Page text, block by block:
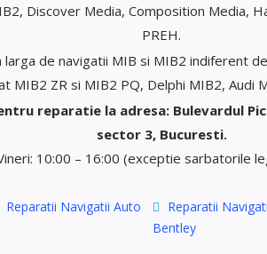
Discover Media, Composition Media,
PREH.
larga de navigatii MIB si MIB2 indiferent
MIB2 ZR si MIB2 PQ, Delphi MIB2, Audi
reparatie la adresa: Bulevardul
sector 3, Bucuresti.
10:00 – 16:00 (exceptie sarbatorile
Reparatii Navigatii Auto
Reparatii
Bentley